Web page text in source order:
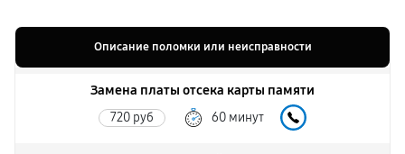
Описание поломки или неисправности
Замена платы отсека карты памяти
720 руб 60 минут